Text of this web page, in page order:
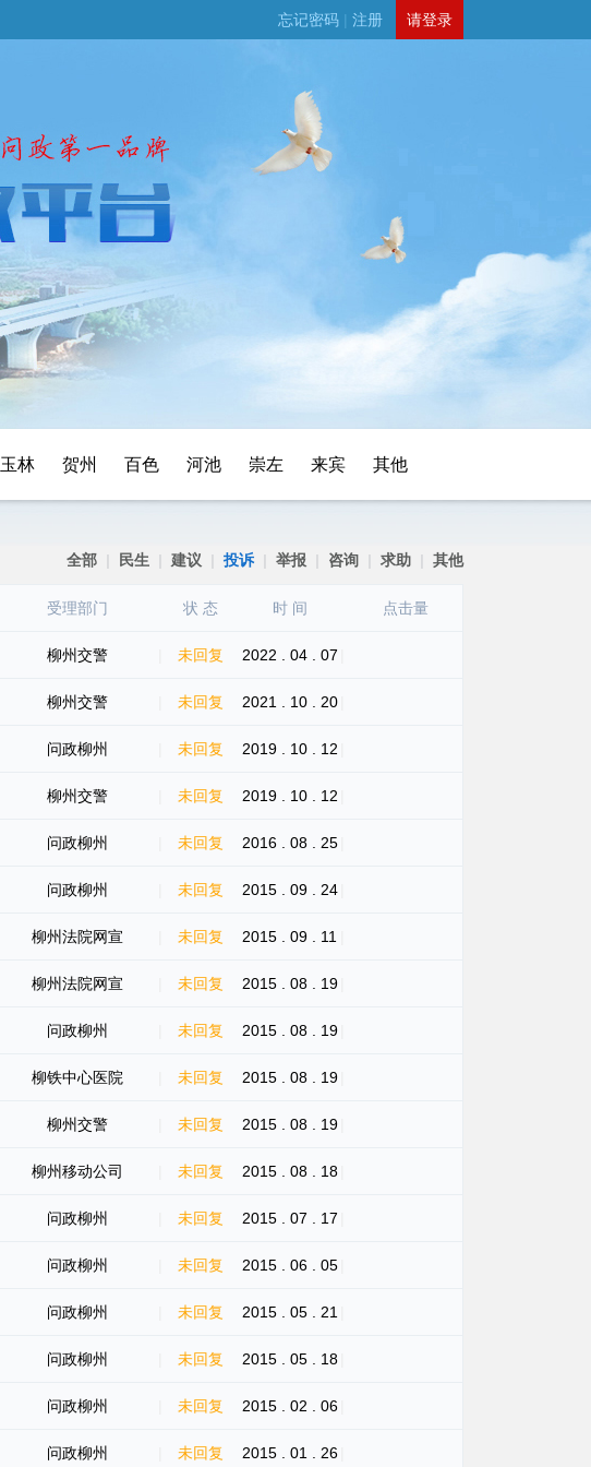
请登录
忘记密码 | 注册
玉林 贺州 百色 河池 崇左 来宾 其他
全部 | 民生 | 建议 | 投诉 | 举报 | 咨询 | 求助 | 其他
受理部门 状 态 时 间 点击量
柳州交警 未回复 2022 . 04 . 07
柳州交警 未回复 2021 . 10 . 20
问政柳州 未回复 2019 . 10 . 12
柳州交警 未回复 2019 . 10 . 12
问政柳州 未回复 2016 . 08 . 25
问政柳州 未回复 2015 . 09 . 24
柳州法院网宣 未回复 2015 . 09 . 11
柳州法院网宣 未回复 2015 . 08 . 19
问政柳州 未回复 2015 . 08 . 19
柳铁中心医院 未回复 2015 . 08 . 19
柳州交警 未回复 2015 . 08 . 19
柳州移动公司 未回复 2015 . 08 . 18
问政柳州 未回复 2015 . 07 . 17
问政柳州 未回复 2015 . 06 . 05
问政柳州 未回复 2015 . 05 . 21
问政柳州 未回复 2015 . 05 . 18
问政柳州 未回复 2015 . 02 . 06
问政柳州 未回复 2015 . 01 . 26